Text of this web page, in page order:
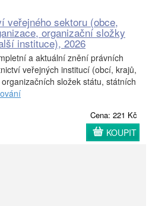
veřejného sektoru (obce,
organizační složky
instituce), 2026
a aktuální znění právních
veřejných institucí (obcí, krajů,
složek státu, státních
Cena: 221 Kč
KOUPIT